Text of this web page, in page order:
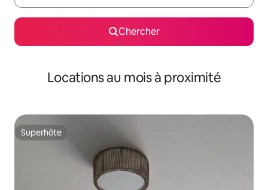
Chercher
Locations au mois à proximité
Superhôte
Superhôte